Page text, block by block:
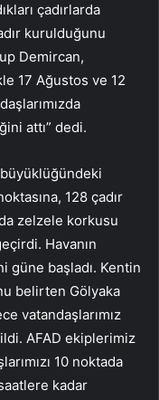
çadırlarda
kurulduğunu
Demircan,
17 Ağustos ve 12
attı” dedi.
128 çadır
zelzele korkusu
Havanın
güne başladı. Kentin
belirten Gölyaka
vatandaşlarımız
AFAD ekiplerimiz
10 noktada
kadar